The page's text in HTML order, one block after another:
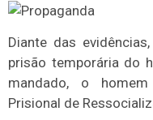
Diante das
prisão temporária do
mandado, o
Prisional de